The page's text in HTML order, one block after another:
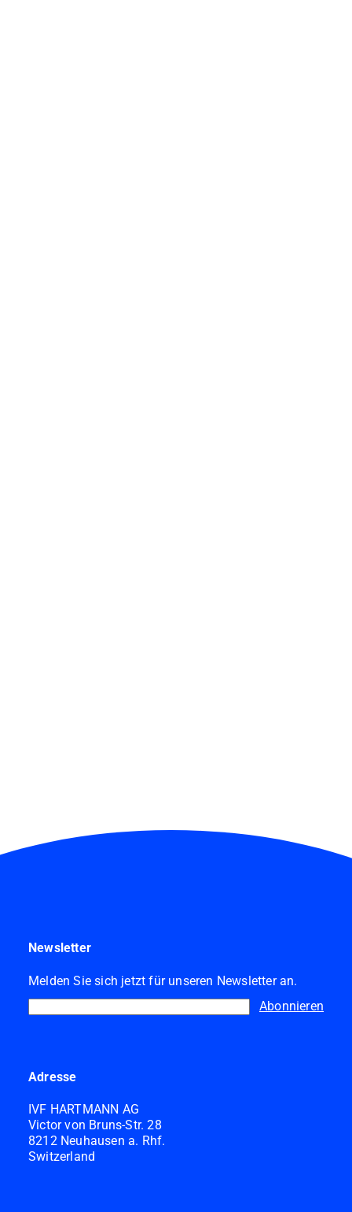
Newsletter
Melden Sie sich jetzt für unseren Newsletter an.
Abonnieren
Adresse
IVF HARTMANN AG
Victor von Bruns-Str. 28
8212 Neuhausen a. Rhf.
Switzerland